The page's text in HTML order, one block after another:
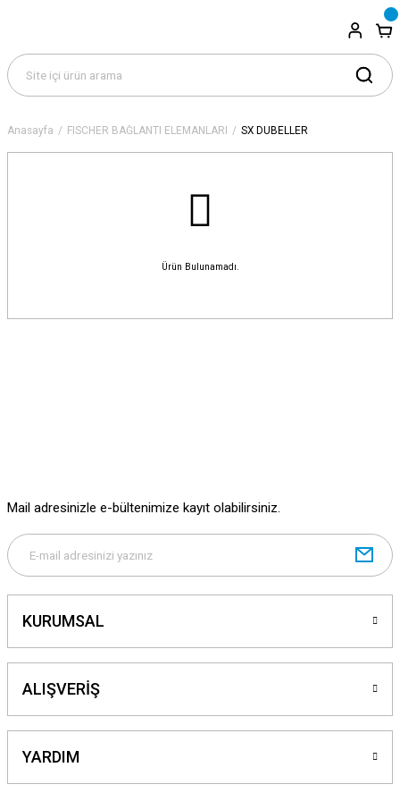
Anasayfa FISCHER BAĞLANTI ELEMANLARI SX DÜBELLER
Ürün Bulunamadı.
Mail adresinizle e-bültenimize kayıt olabilirsiniz.
KURUMSAL
ALIŞVERİŞ
YARDIM